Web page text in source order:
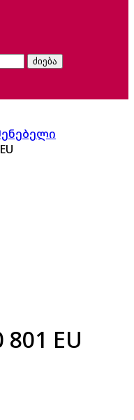
ძიება
801 EU